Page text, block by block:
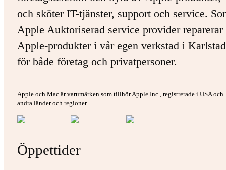
och sköter IT-tjänster, support och service.
Apple Auktoriserad service provider
Apple-produkter i vår egen verkstad i
för både företag och privatpersoner.
Apple och Mac är varumärken som tillhör Apple Inc., registrerade i USA och
andra länder och regioner.
Öppettider